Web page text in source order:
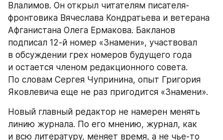
Влалимов. Он открыл читателям писателя-
фронтовика Вячеслава Кондратьева и ветерана
Афганистана Олега Ермакова. Бакланов
подписал 12-й номер «Знамени», участвовал
в обсуждении грех номеров будущего года
и остается членом редакционного совета.
По словам Сергея Чупринина, опыт Григория
Яковлевича еще не раз пригодится «Знамени».
Новый главный редактор не намерен менять
линию журнала. По его мнению, журнал, как
и всю литературу, меняет время, а не чье-то